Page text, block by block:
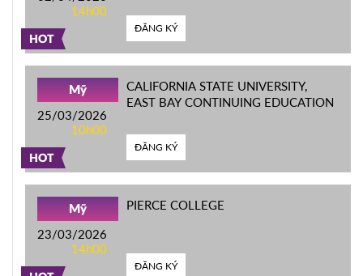
HOT
14h00
ĐĂNG KÝ
HOT
Mỹ
25/03/2026
10h00
CALIFORNIA STATE UNIVERSITY,
EAST BAY CONTINUING EDUCATION
ĐĂNG KÝ
Mỹ
23/03/2026
14h00
PIERCE COLLEGE
ĐĂNG KÝ